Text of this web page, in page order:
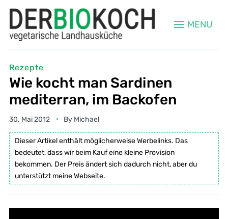
MENU
Rezepte
Wie kocht man Sardinen
mediterran, im Backofen
30. Mai 2012 By Michael
Dieser Artikel enthält möglicherweise Werbelinks. Das
bedeutet, dass wir beim Kauf eine kleine Provision
bekommen. Der Preis ändert sich dadurch nicht, aber du
unterstützt meine Webseite.